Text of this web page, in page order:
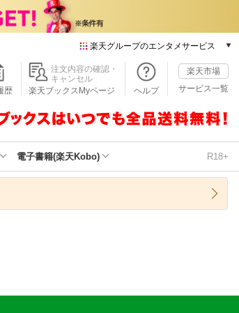
楽天グループのエンタメサービス
本/ゲーム/CD/DVD
楽天ブックス
楽天Kobo
楽天ミュージック
楽天TV
歴
注文内容の確認・
キャンセル
楽天ブックスMyページ
ヘルプ
楽天市場
サービス一覧
電子書籍(楽天Kobo) R18+